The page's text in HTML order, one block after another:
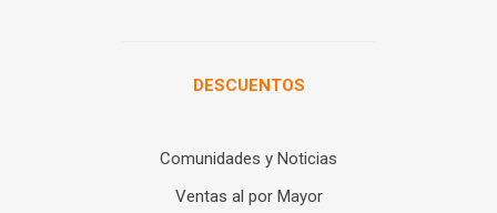
DESCUENTOS
Comunidades y Noticias
Ventas al por Mayor